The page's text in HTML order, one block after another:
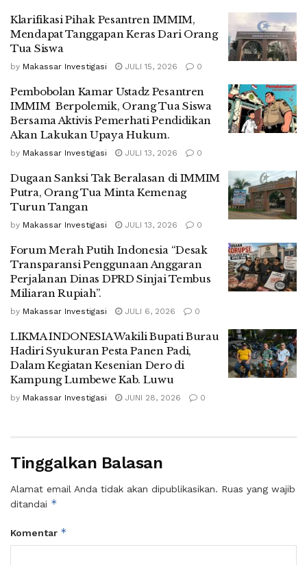
Klarifikasi Pihak Pesantren IMMIM,
Mendapat Tanggapan Keras Dari Orang
Tua Siswa
by Makassar Investigasi JULI 15, 2026 0
Pembobolan Kamar Ustadz Pesantren
IMMIM Berpolemik, Orang Tua Siswa
Bersama Aktivis Pemerhati Pendidikan
Akan Lakukan Upaya Hukum.
by Makassar Investigasi JULI 13, 2026 0
Dugaan Sanksi Tak Beralasan di IMMIM
Putra, Orang Tua Minta Kemenag
Turun Tangan
by Makassar Investigasi JULI 13, 2026 0
Forum Merah Putih Indonesia “Desak
Transparansi Penggunaan Anggaran
Perjalanan Dinas DPRD Sinjai Tembus
Miliaran Rupiah”.
by Makassar Investigasi JULI 6, 2026 0
LIKMA INDONESIA Wakili Bupati Burau
Hadiri Syukuran Pesta Panen Padi,
Dalam Kegiatan Kesenian Dero di
Kampung Lumbewe Kab. Luwu
by Makassar Investigasi JUNI 28, 2026 0
Tinggalkan Balasan
Alamat email Anda tidak akan dipublikasikan. Ruas yang wajib
ditandai *
Komentar *